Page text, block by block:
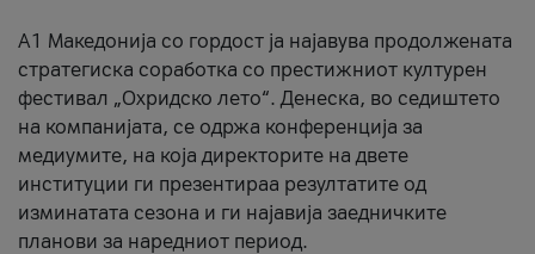
A1 Македонија со гордост ја најавува продолжената
стратегиска соработка со престижниот културен
фестивал „Охридско лето“. Денеска, во седиштето
на компанијата, се одржа конференција за
медиумите, на која директорите на двете
институции ги презентираа резултатите од
изминатата сезона и ги најавија заедничките
планови за наредниот период.